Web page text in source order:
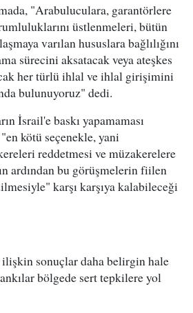
"Arabuluculara, garantörlere
üstlenmeleri, bütün
varılan hususlara bağlılığını
sürecini aksatacak veya ateşkes
her türlü ihlal ve ihlal girişimini
bulunuyoruz" dedi.
İsrail'e baskı yapamaması
kötü seçenekle, yani
reddetmesi ve müzakerelere
ardından bu görüşmelerin fiilen
karşı karşıya kalabileceği
sonuçlar daha belirgin hale
bölgede sert tepkilere yol